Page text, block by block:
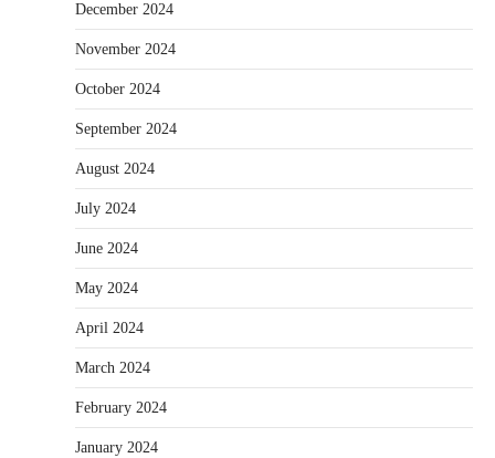
December 2024
November 2024
October 2024
September 2024
August 2024
July 2024
June 2024
May 2024
April 2024
March 2024
February 2024
January 2024